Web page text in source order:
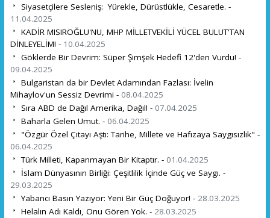
Siyasetçilere Sesleniş: Yürekle, Dürüstlükle, Cesaretle. -
11.04.2025
KADİR MISIROĞLU'NU, MHP MİLLETVEKİLİ YÜCEL BULUT'TAN
DİNLEYELİM! - 10.04.2025
Göklerde Bir Devrim: Süper Şimşek Hedefi 12'den Vurdu! -
09.04.2025
Bulgaristan da bir Devlet Adamından Fazlası: İvelin
Mihaylov'un Sessiz Devrimi - 08.04.2025
Sıra ABD de Dağıl Amerika, Dağıl! - 07.04.2025
Baharla Gelen Umut. - 06.04.2025
"Özgür Özel Çıtayı Aştı: Tarihe, Millete ve Hafızaya Saygısızlık" -
06.04.2025
Türk Milleti, Kapanmayan Bir Kitaptır. - 01.04.2025
İslam Dünyasının Birliği: Çeşitlilik İçinde Güç ve Saygı. -
29.03.2025
Yabancı Basın Yazıyor: Yeni Bir Güç Doğuyor! - 28.03.2025
Helalın Adı Kaldı, Onu Gören Yok. - 28.03.2025